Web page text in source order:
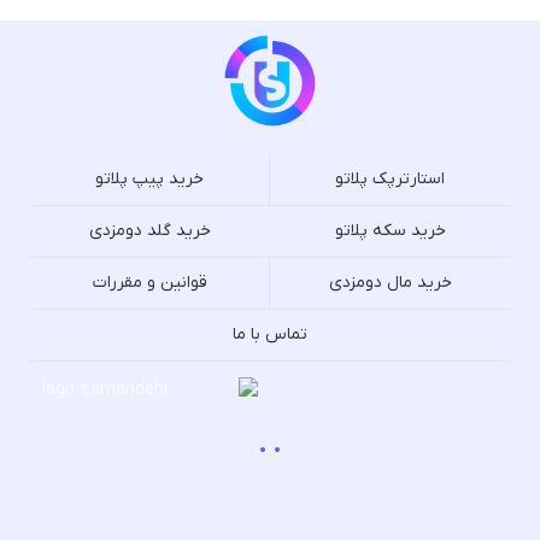
استارترپک پلاتو خرید پیپ پلاتو
خرید سکه پلاتو خرید گلد دومزدی
خرید مال دومزدی قوانین و مقررات
تماس با ما